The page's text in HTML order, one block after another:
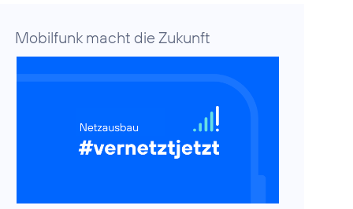
Mobilfunk macht die Zukunft